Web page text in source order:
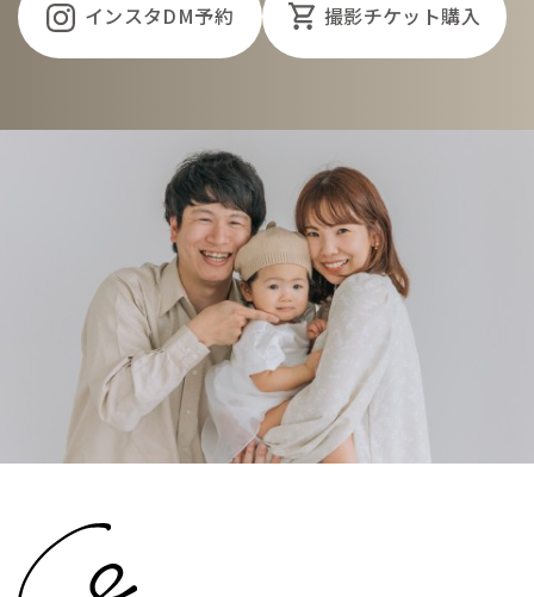
インスタDM予約 撮影チケット購入